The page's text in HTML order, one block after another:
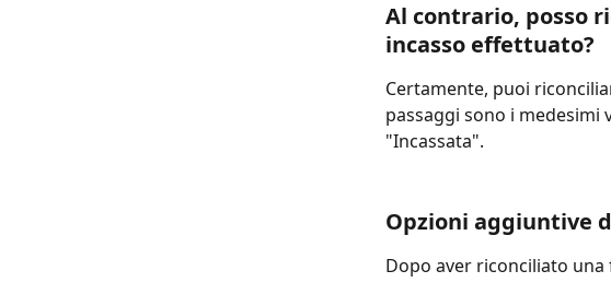
Al contrario, posso
incasso effettuato?
Certamente, puoi
passaggi sono i medesimi
"Incassata".
Opzioni aggiuntive
Dopo aver riconciliato